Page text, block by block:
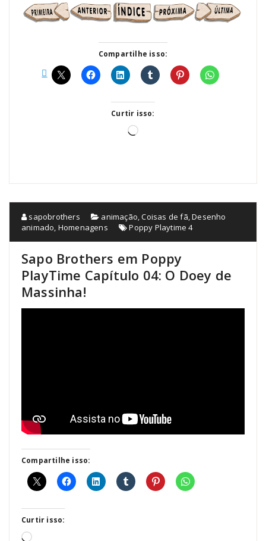
Compartilhe isso:
Curtir isso:
Carregando...
sapobrothers animação,Coisas de fã,Desenho
animado, Homenagens Poppy Playtime 4
Sapo Brothers em Poppy
PlayTime Capítulo 04: O Doey de
Massinha!
Compartilhe isso:
Curtir isso:
Carregando...